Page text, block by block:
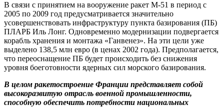
В связи с принятием на вооружение ракет М-51 в период с
2005 по 2009 год предусматривается значительно
усовершенствовать инфраструктуру пункта базирования (ПБ)
ПЛАРБ Иль Лонг. Одновременно модернизации подвергается
корабль хранения и монтажа «Ганвенез». На эти цели уже
выделено 138,5 млн евро (в ценах 2002 года). Предполагается,
что переоснащение ПБ будет происходить без снижения
уровня боеготовности ядерных сил морского базирования.
В целом ракетостроение Франции представляет собой
высокоразвитую отрасль военной промышленности,
способную обеспечить потребности национальных